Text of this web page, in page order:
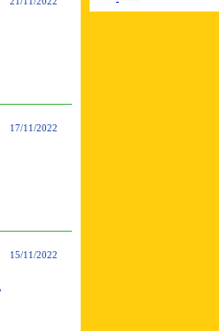
17/11/2022
15/11/2022